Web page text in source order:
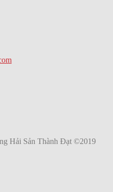
Hải Sản Thành Đạt ©2019